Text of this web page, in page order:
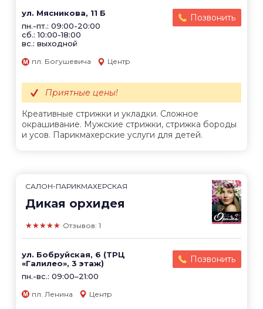
ул. Мясникова, 11 Б
пн.-пт.: 09:00-20:00
сб.: 10:00-18:00
вс.: выходной
Позвонить
пл. Богушевича Центр
Креативные стрижки и укладки. Сложное
окрашивание. Мужские стрижки, стрижка бороды
и усов. Парикмахерские услуги для детей.
Приятные цены!
САЛОН-ПАРИКМАХЕРСКАЯ
Дикая орхидея
★★★★★ Отзывов: 1
ул. Бобруйская, 6 (ТРЦ
«Галилео», 3 этаж)
пн.-вс.: 09:00–21:00
Позвонить
пл. Ленина Центр